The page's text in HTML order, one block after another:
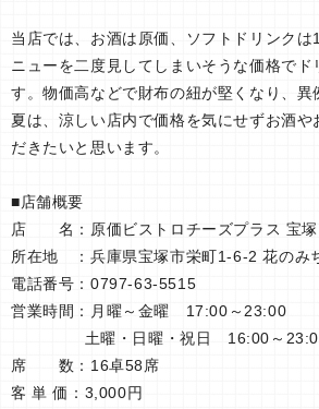
当店では、お酒は原価、ソフトドリンクは
ニューを二度見してしまいそうな価格でド
す。物価高などで財布の紐が堅くなり、異
夏は、涼しい店内で価格を気にせずお酒や
だきたいと思います。
■店舗概要
店 名：原価ビストロチーズプラス 宝塚
所在地 ：兵庫県宝塚市栄町1-6-2 花のみ
電話番号：0797-63-5515
営業時間：月曜～金曜 17:00～
土曜・日曜・祝日 16:00～
席 数：16卓
客 単 価：3,000円